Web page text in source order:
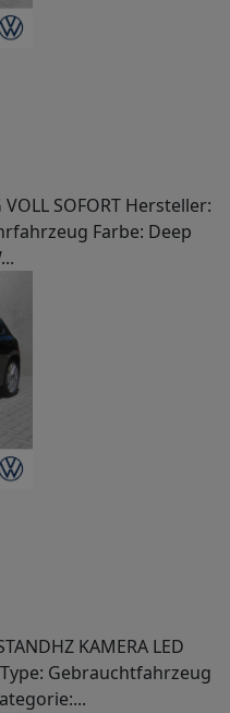
SOFORT Hersteller:
Farbe: Deep
KAMERA LED
Gebrauchtfahrzeug